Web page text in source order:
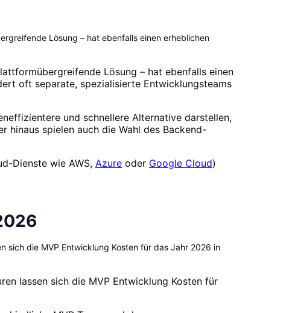
Lösung – hat ebenfalls einen erheblichen
Lösung – hat ebenfalls einen
oft separate, spezialisierte Entwicklungsteams
und schnellere Alternative darstellen,
hinaus spielen auch die Wahl des Backend-
Dienste wie AWS, Azure oder Google Cloud)
sich die MVP Entwicklung Kosten für das Jahr 2026 in
lassen sich die MVP Entwicklung Kosten für